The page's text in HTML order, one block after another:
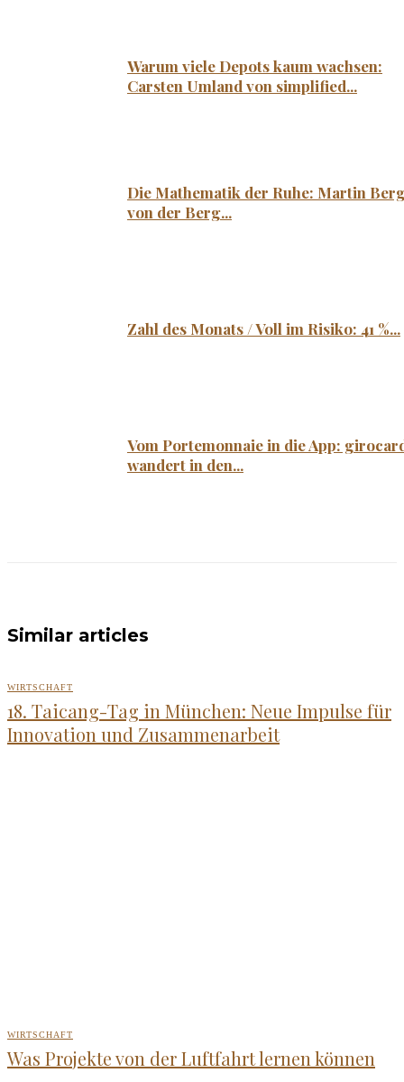
Warum viele Depots kaum wachsen:
Carsten Umland von simplified...
Die Mathematik der Ruhe: Martin
von der Berg...
Zahl des Monats / Voll im Risiko: 41 %...
Vom Portemonnaie in die App:
wandert in den...
Similar articles
WIRTSCHAFT
18. Taicang-Tag in München: Neue Impulse für
Innovation und Zusammenarbeit
WIRTSCHAFT
Was Projekte von der Luftfahrt lernen können